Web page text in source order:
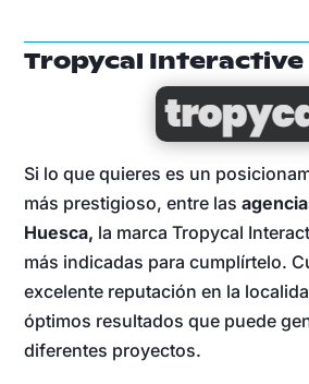
Tropycal Interactive
Si lo que quieres es un
más prestigioso, entre las
Huesca, la marca Tropycal
más indicadas para cumplírtelo.
excelente reputación en la
óptimos resultados que puede
diferentes proyectos.